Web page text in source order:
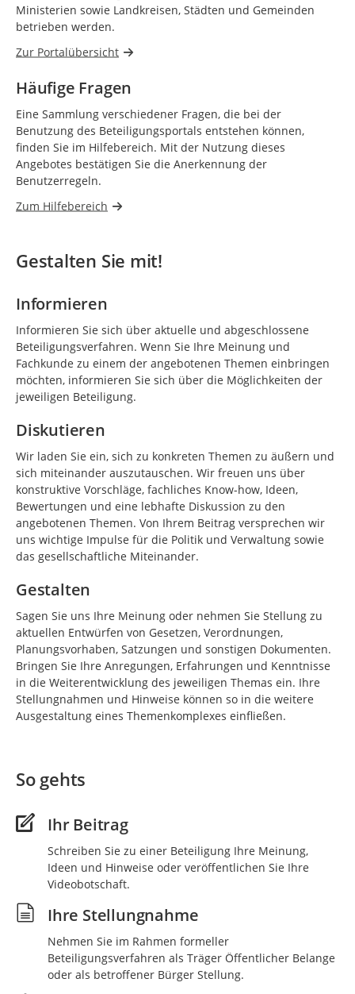
Ministerien sowie Landkreisen, Städten und Gemeinden
betrieben werden.
Zur Portalübersicht
Häufige Fragen
Eine Sammlung verschiedener Fragen, die bei der
Benutzung des Beteiligungsportals entstehen können,
finden Sie im Hilfebereich. Mit der Nutzung dieses
Angebotes bestätigen Sie die Anerkennung der
Benutzerregeln.
Zum Hilfebereich
Gestalten Sie mit!
Informieren
Informieren Sie sich über aktuelle und abgeschlossene
Beteiligungsverfahren. Wenn Sie Ihre Meinung und
Fachkunde zu einem der angebotenen Themen einbringen
möchten, informieren Sie sich über die Möglichkeiten der
jeweiligen Beteiligung.
Diskutieren
Wir laden Sie ein, sich zu konkreten Themen zu äußern und
sich miteinander auszutauschen. Wir freuen uns über
konstruktive Vorschläge, fachliches Know-how, Ideen,
Bewertungen und eine lebhafte Diskussion zu den
angebotenen Themen. Von Ihrem Beitrag versprechen wir
uns wichtige Impulse für die Politik und Verwaltung sowie
das gesellschaftliche Miteinander.
Gestalten
Sagen Sie uns Ihre Meinung oder nehmen Sie Stellung zu
aktuellen Entwürfen von Gesetzen, Verordnungen,
Planungsvorhaben, Satzungen und sonstigen Dokumenten.
Bringen Sie Ihre Anregungen, Erfahrungen und Kenntnisse
in die Weiterentwicklung des jeweiligen Themas ein. Ihre
Stellungnahmen und Hinweise können so in die weitere
Ausgestaltung eines Themenkomplexes einfließen.
So gehts
Ihr Beitrag
Schreiben Sie zu einer Beteiligung Ihre Meinung,
Ideen und Hinweise oder veröffentlichen Sie Ihre
Videobotschaft.
Ihre Stellungnahme
Nehmen Sie im Rahmen formeller
Beteiligungsverfahren als Träger Öffentlicher Belange
oder als betroffener Bürger Stellung.